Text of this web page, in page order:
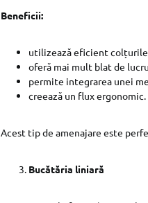
Beneficii:
utilizează eficient
oferă mai mult blat de
permite integrarea unei
creează un flux ergonomic.
Acest tip de amenajare este
Bucătăria liniară